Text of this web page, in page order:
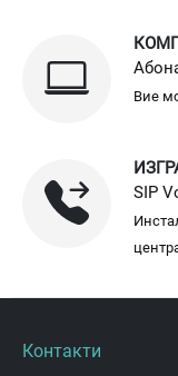
Вие
SIP
Контакти